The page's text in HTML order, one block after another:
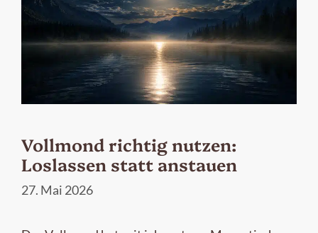
Vollmond richtig nutzen:
Loslassen statt anstauen
27. Mai 2026